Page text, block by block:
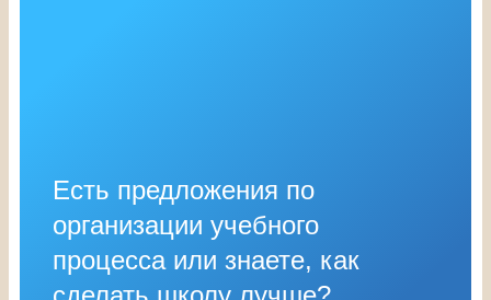
Есть предложения по
организации учебного
процесса или знаете, как